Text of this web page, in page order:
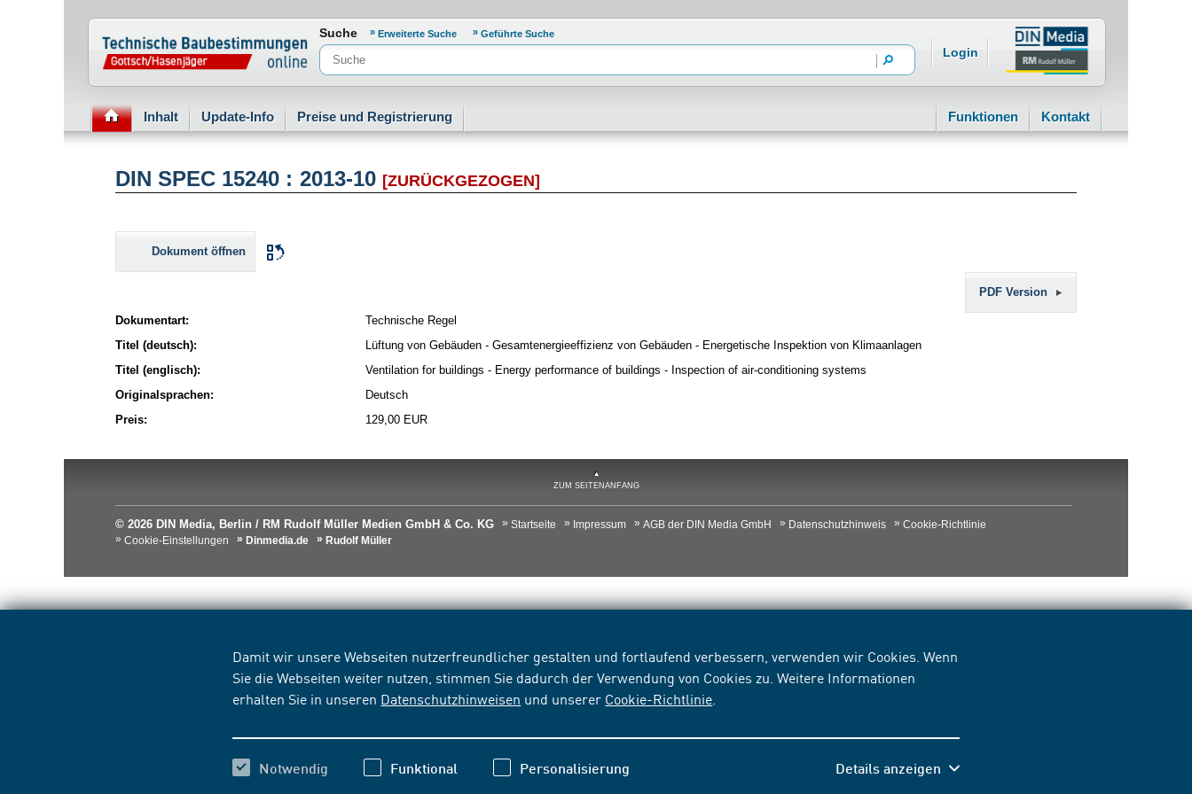
Damit wir unsere Webseiten nutzerfreundlicher gestalten und fortlaufend verbessern, verwenden wir Cookies. Wenn
Sie die Webseiten weiter nutzen, stimmen Sie dadurch der Verwendung von Cookies zu. Weitere Informationen
erhalten Sie in unseren Datenschutzhinweisen und unserer Cookie-Richtlinie
Notwendig Funktional Personalisierung Details anzeigen
Normenportal Barrierefreiheit
Suche Erweiterte Suche Geführte Suche
Login
Inhalt Update-Info Preise und Registrierung Funktionen Kontakt
DIN SPEC 15240 : 2013-10 [ZURÜCKGEZOGEN]
Dokument öffnen
PDF Version
Dokumentart:
Technische Regel
Titel (deutsch):
Lüftung von Gebäuden - Gesamtenergieeffizienz von Gebäuden - Energetische Inspektion von Klimaanlagen
Titel (englisch):
Ventilation for buildings - Energy performance of buildings - Inspection of air-conditioning systems
Originalsprachen:
Deutsch
Preis:
129,00 EUR
ZUM SEITENANFANG
© 2026 DIN Media, Berlin / RM Rudolf Müller Medien GmbH & Co. KG Startseite Impressum AGB der DIN Media GmbH Datenschutzhinweis
Cookie-Richtlinie
Cookie-Einstellungen
Dinmedia.de Rudolf Müller